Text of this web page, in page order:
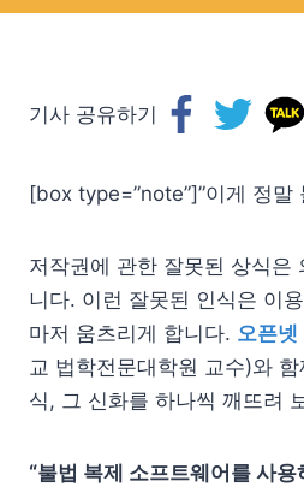
기사 공유하기
[box type=”note”]”이게 정말
저작권에 관한 잘못된 상식은
니다. 이런 잘못된 인식은 이
마저 움츠리게 합니다. 오픈넷
교 법학전문대학원 교수)와
식, 그 신화를 하나씩 깨뜨려
“불법 복제 소프트웨어를 사용